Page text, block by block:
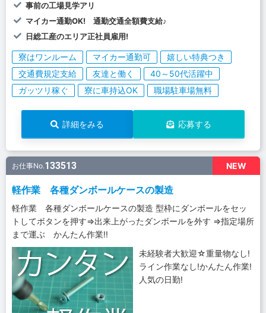
事前の工場見学アリ
マイカー通勤OK! 通勤交通全額費支給♪
日総工産のエリア正社員雇用!
寮はワンルーム マイカー通勤可
嬉しい特典つき
交通費規定支給
友達と働く
40～50代活躍中
ガッツリ稼ぐ
寮に車持込OK 職場駐車場無料
詳細をみる 応募する
NEW
お仕事No.133513
軽作業 各種ダンボールケースの製造
軽作業 各種ダンボールケースの製造 型枠にダンボールをセッ
トしてボタンを押す⇒出来上がったダンボールを外す ⇒指定場所
まで運ぶ かんたん作業!!
未経験者大歓迎☆重量物なし!
ライン作業なし!かんたん作業!
人気の日勤!